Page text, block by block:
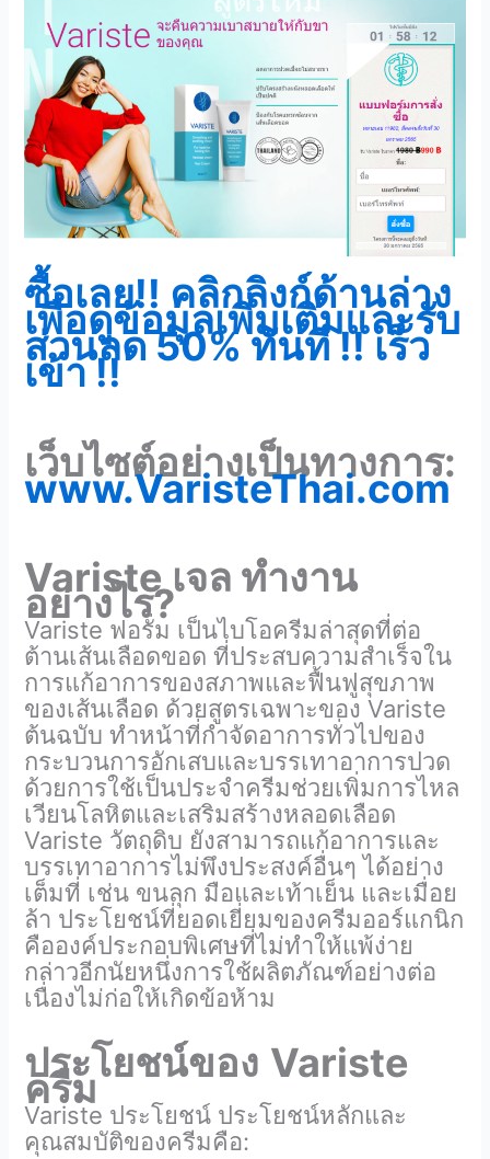
ซื้อเลย!! คลิกลิงก์ด้านล่าง
เพื่อดูข้อมูลเพิ่มเติมและรับ
ส่วนลด 50% ทันที !! เร็ว
เข้า !!
เว็บไซต์อย่างเป็นทางการ:
www.VaristeThai.com
Variste เจล ทำงาน
อย่างไร?
Variste ฟอรั่ม เป็นไบโอครีมล่าสุดที่ต่อ
ต้านเส้นเลือดขอด ที่ประสบความสำเร็จใน
การแก้อาการของสภาพและฟื้นฟูสุขภาพ
ของเส้นเลือด ด้วยสูตรเฉพาะของ Variste
ต้นฉบับ ทำหน้าที่กำจัดอาการทั่วไปของ
กระบวนการอักเสบและบรรเทาอาการปวด
ด้วยการใช้เป็นประจำครีมช่วยเพิ่มการไหล
เวียนโลหิตและเสริมสร้างหลอดเลือด
Variste วัตถุดิบ ยังสามารถแก้อาการและ
บรรเทาอาการไม่พึงประสงค์อื่นๆ ได้อย่าง
เต็มที่ เช่น ขนลุก มือและเท้าเย็น และเมื่อย
ล้า ประโยชน์ที่ยอดเยี่ยมของครีมออร์แกนิก
คือองค์ประกอบพิเศษที่ไม่ทำให้แพ้ง่าย
กล่าวอีกนัยหนึ่งการใช้ผลิตภัณฑ์อย่างต่อ
เนื่องไม่ก่อให้เกิดข้อห้าม
ประโยชน์ของ Variste
ครีม
Variste ประโยชน์ ประโยชน์หลักและ
คุณสมบัติของครีมคือ: